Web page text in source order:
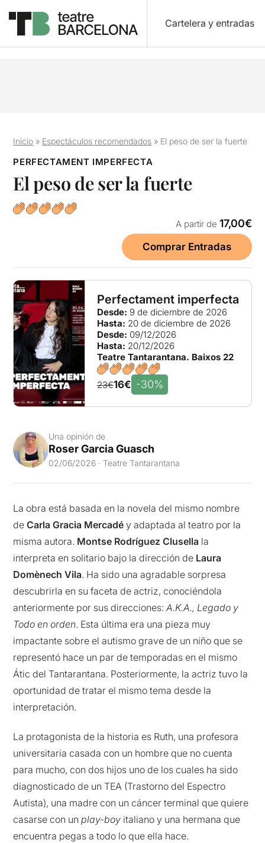
Cartelera y entradas
Inicio » Espectáculos recomendados » El peso de ser la fuerte
PERFECTAMENT IMPERFECTA
El peso de ser la fuerte
A partir de 17,00€
Comprar Entradas
Perfectament imperfecta
Desde: 9 de diciembre de 2026
Hasta: 20 de diciembre de 2026
Desde: 09/12/2026
Hasta: 20/12/2026
Teatre Tantarantana. Baixos 22
23€16€ -30%
Una opinión de
Roser Garcia Guasch
02/06/2026 · Teatre Tantarantana
La obra está basada en la novela del mismo nombre
deCarla Gracia Mercadé y adaptada al teatro por la
misma autora. Montse Rodríguez Clusella la
interpreta en solitario bajo la dirección de Laura
Domènech Vila. Ha sido una agradable sorpresa
descubrirla en su faceta de actriz, conociéndola
anteriormente por sus direcciones:A.K.A., Legado y
Todo en orden. Esta última era una pieza muy
impactante sobre el autismo grave de un niño que se
representó hace un par de temporadas en el mismo
Átic del Tantarantana. Posteriormente, la actriz tuvo la
oportunidad de tratar el mismo tema desde la
interpretación.
La protagonista de la historia es Ruth, una profesora
universitaria casada con un hombre que no cuenta
para mucho, con dos hijos uno de los cuales ha sido
diagnosticado de un TEA (Trastorno del Espectro
Autista), una madre con un cáncer terminal que quiere
casarse con unplay-boy italiano y una hermana que
encuentra pegas a todo lo que ella hace.